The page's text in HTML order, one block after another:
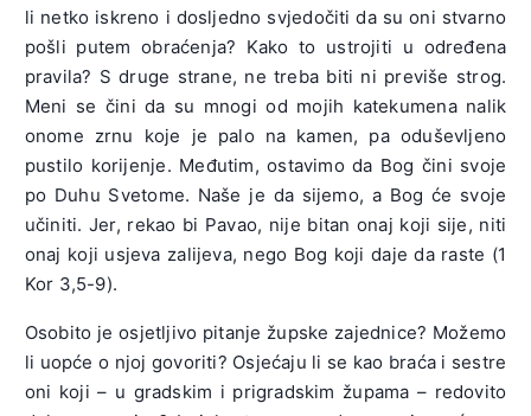
li netko iskreno i dosljedno svjedočiti da su oni stvarno
pošli putem obraćenja? Kako to ustrojiti u određena
pravila? S druge strane, ne treba biti ni previše strog.
Meni se čini da su mnogi od mojih katekumena nalik
onome zrnu koje je palo na kamen, pa oduševljeno
pustilo korijenje. Međutim, ostavimo da Bog čini svoje
po Duhu Svetome. Naše je da sijemo, a Bog će svoje
učiniti. Jer, rekao bi Pavao, nije bitan onaj koji sije, niti
onaj koji usjeva zalijeva, nego Bog koji daje da raste (1
Kor 3,5-9).
Osobito je osjetljivo pitanje župske zajednice? Možemo
li uopće o njoj govoriti? Osjećaju li se kao braća i sestre
oni koji – u gradskim i prigradskim župama – redovito